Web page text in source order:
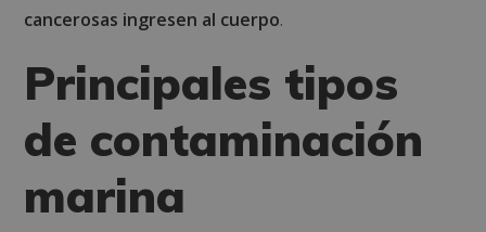
cancerosas ingresen al cuerpo.
Principales tipos
de contaminación
marina